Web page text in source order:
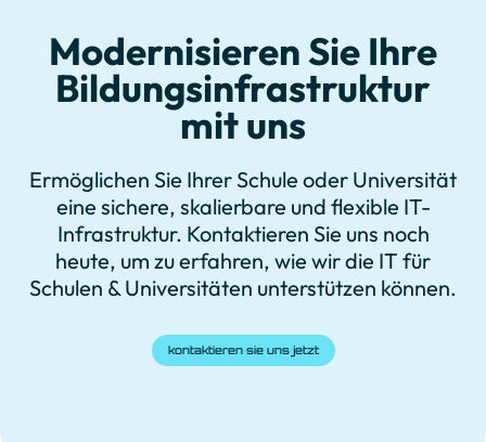
Modernisieren Sie Ihre
Bildungsinfrastruktur
mit uns
Ermöglichen Sie Ihrer Schule oder Universität
eine sichere, skalierbare und flexible IT-
Infrastruktur. Kontaktieren Sie uns noch
heute, um zu erfahren, wie wir die IT für
Schulen & Universitäten unterstützen können.
kontaktieren sie uns jetzt